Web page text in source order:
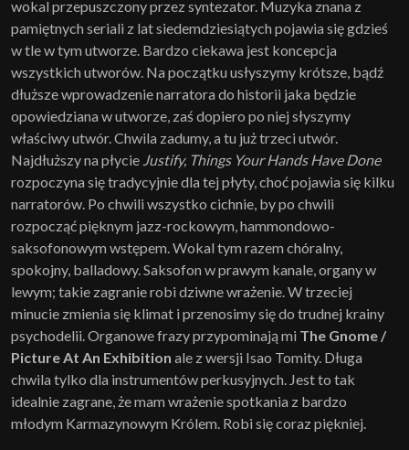
wokal przepuszczony przez syntezator. Muzyka znana z
pamiętnych seriali z lat siedemdziesiątych pojawia się gdzieś
w tle w tym utworze. Bardzo ciekawa jest koncepcja
wszystkich utworów. Na początku usłyszymy krótsze, bądź
dłuższe wprowadzenie narratora do historii jaka będzie
opowiedziana w utworze, zaś dopiero po niej słyszymy
właściwy utwór. Chwila zadumy, a tu już trzeci utwór.
Najdłuższy na płycie Justify, Things Your Hands Have Done
rozpoczyna się tradycyjnie dla tej płyty, choć pojawia się kilku
narratorów. Po chwili wszystko cichnie, by po chwili
rozpocząć pięknym jazz-rockowym, hammondowo-
saksofonowym wstępem. Wokal tym razem chóralny,
spokojny, balladowy. Saksofon w prawym kanale, organy w
lewym; takie zagranie robi dziwne wrażenie. W trzeciej
minucie zmienia się klimat i przenosimy się do trudnej krainy
psychodelii. Organowe frazy przypominają mi The Gnome /
Picture At An Exhibition ale z wersji Isao Tomity. Długa
chwila tylko dla instrumentów perkusyjnych. Jest to tak
idealnie zagrane, że mam wrażenie spotkania z bardzo
młodym Karmazynowym Królem. Robi się coraz piękniej.